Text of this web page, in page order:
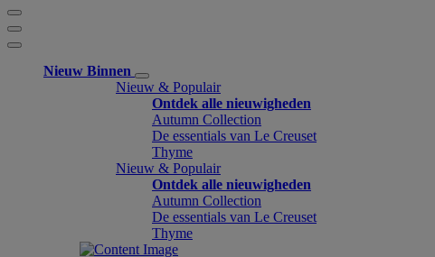
Nieuw Binnen
Nieuw & Populair
Ontdek alle nieuwigheden
Autumn Collection
De essentials van Le Creuset
Thyme
Nieuw & Populair
Ontdek alle nieuwigheden
Autumn Collection
De essentials van Le Creuset
Thyme